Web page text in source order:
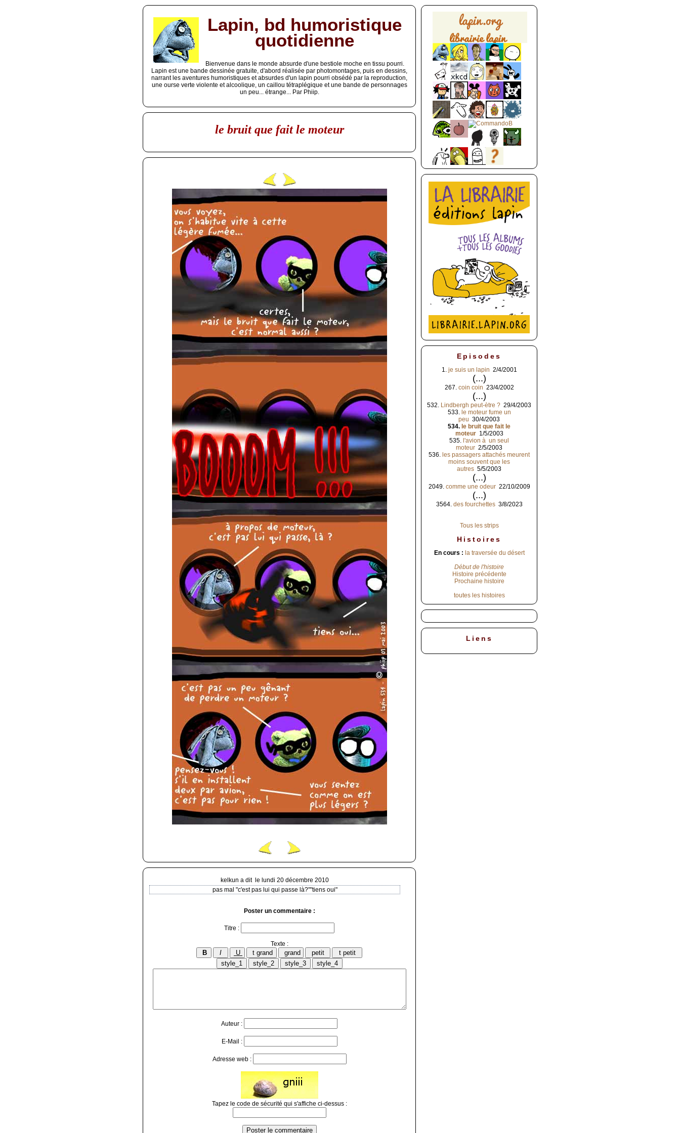
Lapin, bd humoristique
quotidienne
Bienvenue dans le monde absurde d'une bestiole moche en tissu pourri.
Lapin est une bande dessinée gratuite, d'abord réalisée par photomontages, puis en dessins,
narrant les aventures humoristiques et absurdes d'un lapin pourri obsédé par la reproduction,
une ourse verte violente et alcoolique, un caillou tétraplégique et une bande de personnages
un peu... étrange... Par Phiip.
le bruit que fait le moteur
kelkun a dit le lundi 20 décembre 2010
pas mal "c'est pas lui qui passe là?""tiens oui"
Poster un commentaire :
Titre :
Texte :
Auteur :
E-Mail :
Adresse web :
Tapez le code de sécurité qui s'affiche ci-dessus :
Episodes
1. je suis un lapin 2/4/2001
(...)
267. coin coin 23/4/2002
(...)
532. Lindbergh peut-ètre ? 29/4/2003
533. le moteur fume un
peu 30/4/2003
534. le bruit que fait le
moteur 1/5/2003
535. l'avion à un seul
moteur 2/5/2003
536. les passagers attachés meurent
moins souvent que les
autres 5/5/2003
(...)
2049. comme une odeur22/10/2009
(...)
3564. des fourchettes3/8/2023
Tous les strips
Histoires
En cours : la traversée du désert
Début de l'histoire
Histoire précédente
Prochaine histoire
toutes les histoires
Liens